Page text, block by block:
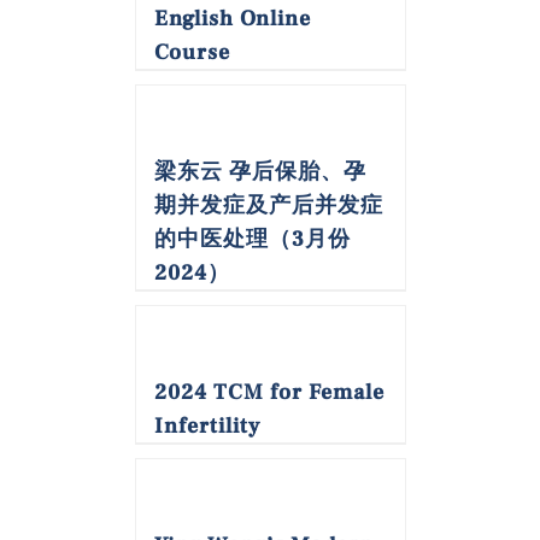
English Online
Course
梁东云 孕后保胎、孕
期并发症及产后并发症
的中医处理（3月份
2024）
2024 TCM for Female
Infertility